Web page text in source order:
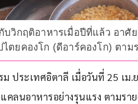
วิกฤติอาหารเมื่อปีที่แล้ว อา
ตยคองโก (ดีอาร์คองโก) ตา
ประเทศอิตาลี เมื่อวันที่ 25 เม.
ลนอาหารอย่างรุนแรง ตามรา